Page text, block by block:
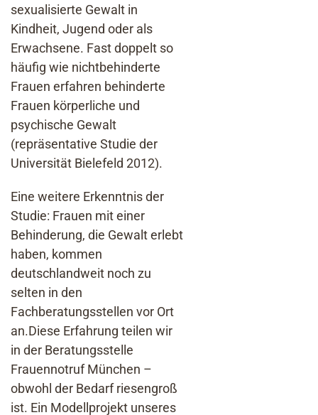
sexualisierte Gewalt in
Kindheit, Jugend oder als
Erwachsene. Fast doppelt so
häufig wie nichtbehinderte
Frauen erfahren behinderte
Frauen körperliche und
psychische Gewalt
(repräsentative Studie der
Universität Bielefeld 2012).
Eine weitere Erkenntnis der
Studie: Frauen mit einer
Behinderung, die Gewalt erlebt
haben, kommen
deutschlandweit noch zu
selten in den
Fachberatungsstellen vor Ort
an.Diese Erfahrung teilen wir
in der Beratungsstelle
Frauennotruf München –
obwohl der Bedarf riesengroß
ist. Ein Modellprojekt unseres